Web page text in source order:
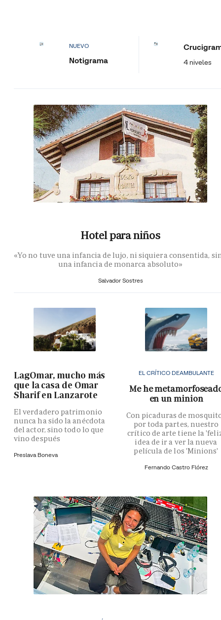
NUEVO
Notigrama 4 niveles
Hotel para niños
«Yo no tuve una infancia de lujo, ni siquiera consentida,
una infancia de monarca absoluto»
Salvador Sostres
LagOmar, mucho más
que la casa de Omar
Sharif en Lanzarote
El verdadero patrimonio
nunca ha sido la anécdota
del actor, sino todo lo que
vino después
Preslava Boneva
EL CRÍTICO DEAMBULANTE
Me he
en un minion
Con picaduras de
por toda partes, nuestro
crítico de arte tiene la
idea de ir a ver la nueva
película de los 'Minions'
Fernando Castro Flórez